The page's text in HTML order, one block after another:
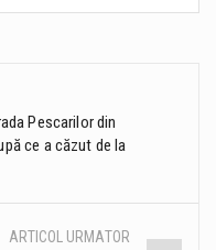
Pescarilor din
ce a căzut de la
ARTICOL URMATOR